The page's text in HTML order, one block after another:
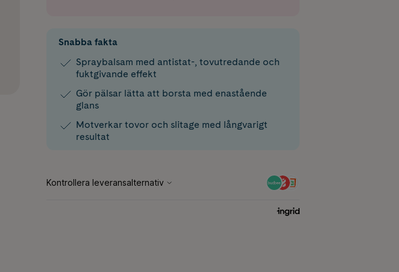
Snabba fakta
Spraybalsam med antistat-, tovutredande och
fuktgivande effekt
Gör pälsar lätta att borsta med enastående
glans
Motverkar tovor och slitage med långvarigt
resultat